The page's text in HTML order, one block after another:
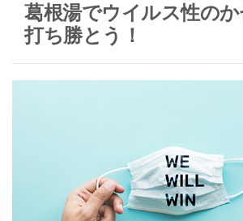
葛根湯でウイルス性の
打ち勝とう！